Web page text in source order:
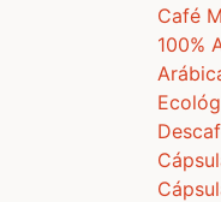
Café
100%